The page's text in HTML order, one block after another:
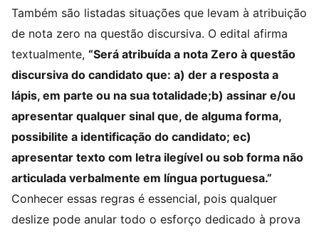
Também são listadas situações que levam à atribuição
de nota zero na questão discursiva. O edital afirma
textualmente, “Será atribuída a nota Zero à questão
discursiva do candidato que: a) der a resposta a
lápis, em parte ou na sua totalidade;b) assinar e/ou
apresentar qualquer sinal que, de alguma forma,
possibilite a identificação do candidato; ec)
apresentar texto com letra ilegível ou sob forma não
articulada verbalmente em língua portuguesa.”
Conhecer essas regras é essencial, pois qualquer
deslize pode anular todo o esforço dedicado à prova